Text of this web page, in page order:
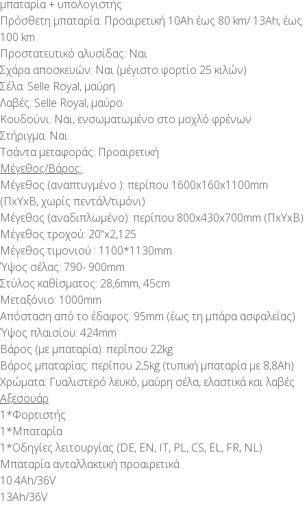
μπαταρία + υπολογιστής
Πρόσθετη μπαταρία: Προαιρετική 10Ah έως 80 km/ 13Ah, έως
100 km
Προστατευτικό αλυσίδας: Ναι
Σχάρα αποσκευών: Ναι (μέγιστο φορτίο 25 κιλών)
Σέλα: Selle Royal, μαύρη
Λαβές: Selle Royal, μαύρο
Κουδούνι: Ναι, ενσωματωμένο στο μοχλό φρένων
Στήριγμα: Ναι
Τσάντα μεταφοράς: Προαιρετική
Μέγεθος/Βάρος:
Μέγεθος (αναπτυγμένο ): περίπου 1600x160x1100mm
(ΠxΥxΒ, χωρίς πεντάλ/τιμόνι)
Μέγεθος (αναδιπλωμένο): περίπου 800x430x700mm (ΠxΥxΒ)
Μέγεθος τροχού: 20“x2,125
Μέγεθος τιμονιού : 1100*1130mm
Ύψος σέλας: 790- 900mm
Στύλος καθίσματος: 28,6mm, 45cm
Μεταξόνιο: 1000mm
Απόσταση από το έδαφος: 95mm (έως τη μπάρα ασφαλείας)
Ύψος πλαισίου: 424mm
Βάρος (με μπαταρία): περίπου 22kg
Βάρος μπαταρίας: περίπου 2,5kg (τυπική μπαταρία με 8,8Ah)
Χρώματα: Γυαλιστερό λευκό, μαύρη σέλα, ελαστικά και λαβές
Αξεσουάρ
1*Φορτιστής
1*Μπαταρία
1*Οδηγίες λειτουργίας (DE, EN, IT, PL, CS, EL, FR, NL)
Μπαταρία ανταλλακτική προαιρετικά
10.4Ah/36V
13Ah/36V